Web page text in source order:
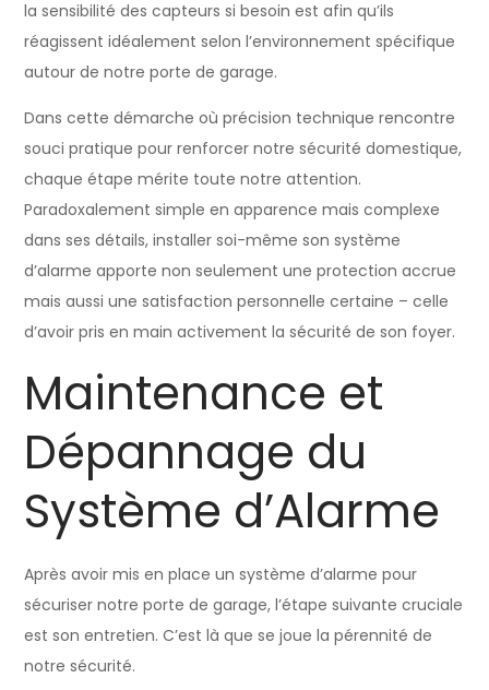
la sensibilité des capteurs si besoin est afin qu’ils
réagissent idéalement selon l’environnement spécifique
autour de notre porte de garage.
Dans cette démarche où précision technique rencontre
souci pratique pour renforcer notre sécurité domestique,
chaque étape mérite toute notre attention.
Paradoxalement simple en apparence mais complexe
dans ses détails, installer soi-même son système
d’alarme apporte non seulement une protection accrue
mais aussi une satisfaction personnelle certaine – celle
d’avoir pris en main activement la sécurité de son foyer.
Maintenance et
Dépannage du
Système d’Alarme
Après avoir mis en place un système d’alarme pour
sécuriser notre porte de garage, l’étape suivante cruciale
est son entretien. C’est là que se joue la pérennité de
notre sécurité.